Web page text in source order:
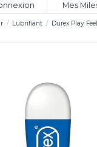
Mes
Lubrifiant
Durex Play